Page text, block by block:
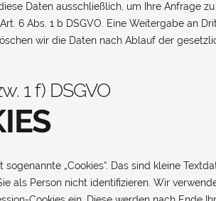
Daten ausschließlich, um Ihre Anfrage
6 Abs. 1 b DSGVO. Eine Weitergabe an
wir die Daten nach Ablauf der
1 f) DSGVO
sogenannte „Cookies“. Das sind kleine
als Person nicht identifizieren. Wir